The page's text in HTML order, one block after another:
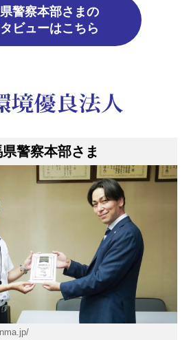
警察本部さまの
ビューはこちら
警察本部さま